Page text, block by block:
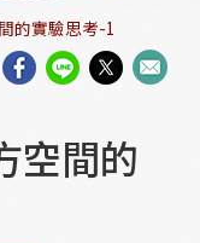
的實驗思考-1
空間的